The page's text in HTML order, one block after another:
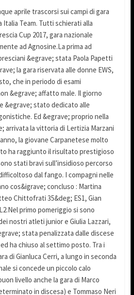
aprile trascorsi sui campi di gara
Italia Team. Tutti schierati alla
Cup 2017, gara nazionale
ad Agnosine.La prima ad
&egrave; stata Paola Papetti
la gara riservata alle donne EWS,
che in periodo di esami
&egrave; affatto male. Il giorno
&egrave; stato dedicato alle
Ed &egrave; proprio nella
arrivata la vittoria di Lertizia Marzani
la giovane Carpanetese molto
ha raggiunto il risultato prestigioso
stati bravi sull’insidioso percorso
dal fango. I compagni nelle
cos&igrave; concluso : Martina
Chittofrati 35&deg; ES1, Gian
primo pomeriggio si sono
nostri atleti junior e Giulia Lazzari,
stata penalizzata dalle discese
ha chiuso al settimo posto. Tra i
di Gianluca Cerri, a lungo in seconda
si concede un piccolo calo
livello anche la gara di Marco
in discesa) e Tommaso Neri